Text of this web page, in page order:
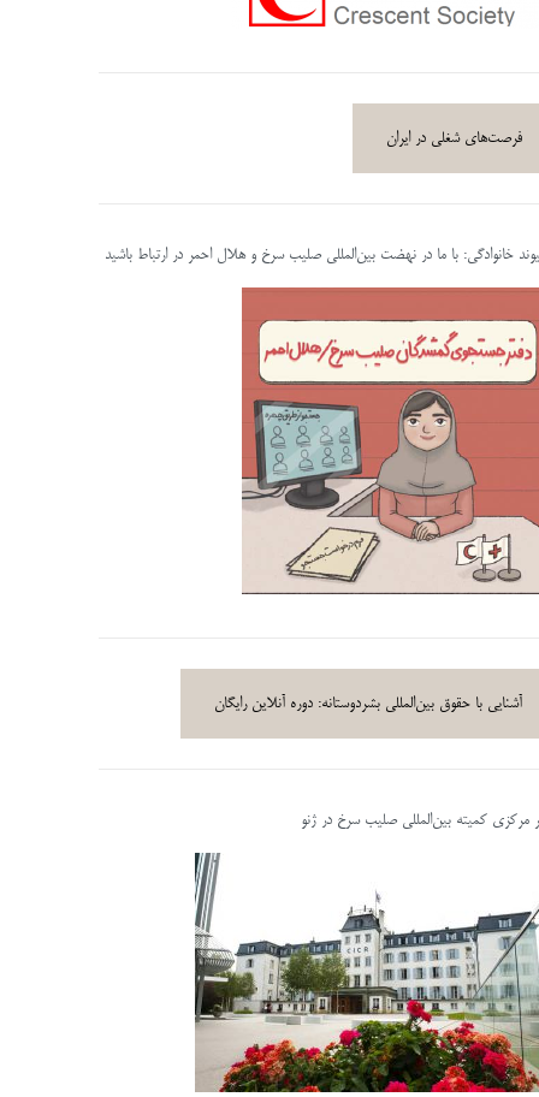
فرصت‌های شغلی در ایران
خانوادگی: با ما در نهضت بین‌المللی صلیب سرخ و هلال احمر در ارتباط باشید
آشنایی با حقوق بین‌المللی بشردوستانه: دوره آنلاین رایگان
مرکزی کمیته بین‌المللی صلیب سرخ در ژنو